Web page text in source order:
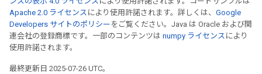
Apache 2.0 ライセンス により使用許諾されます。詳しくは、 Google
Developers サイトのポリシー をご覧ください。Java は Oracle および関
連会社の登録商標です。一部のコンテンツは numpy ライセンス により
使用許諾されます。
最終更新日 2025-07-26 UTC。